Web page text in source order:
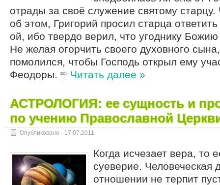
отрады за своё служение святому
об этом, Григорий просил старца
ой, ибо твердо верил, что угоднику Божию
Не желая огорчить своего духовного
помолился, чтобы Господь открыл ему
Феодоры.
Читать далее »
АСТРОЛОГИЯ: ее сущность и
по учению Православной
Опубликовано - 17.07.2011
Когда исчезает вера, то
суеверие. Человеческая
отношении не терпит